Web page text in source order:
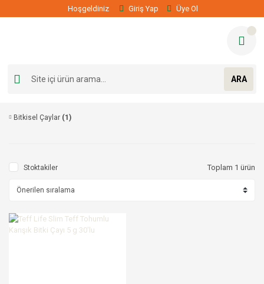
Hoşgeldiniz Giriş Yap Üye Ol
ARA
Bitkisel Çaylar (1)
Stoktakiler Toplam 1 ürün